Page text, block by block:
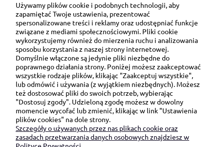
Ul. Brukowa 6/8 lok. 57/58
91-341 Łódź
NIP: 6751510615
SKONTAKTUJ SIĘ Z NAMI:
sklep@be-happygifts.com
+48 690 172 872
Używamy plików cookie i podobnych technologii, aby
zapamiętać Twoje ustawienia, prezentować
spersonalizowane treści i reklamy oraz udostępniać funkcje
związane z mediami społecznościowymi. Pliki cookie
wykorzystujemy również do mierzenia ruchu i analizowania
sposobu korzystania z naszej strony internetowej.
Domyślnie włączone są jedynie pliki niezbędne do
poprawnego działania strony. Poniżej możesz zaakceptować
wszystkie rodzaje plików, klikając "Zaakceptuj wszystkie",
lub odmówić i używania (z wyjątkiem niezbędnych). Możesz
też dostosować pliki do swoich potrzeb, wybierając
"Dostosuj zgody". Udzieloną zgodę możesz w dowolny
momencie wycofać lub zmienić, klikając w link "Ustawienia
plików cookies" na dole strony.
Szczegóły o używanych przez nas plikach cookie oraz
zasadach przetwarzania danych osobowych znajdziesz w